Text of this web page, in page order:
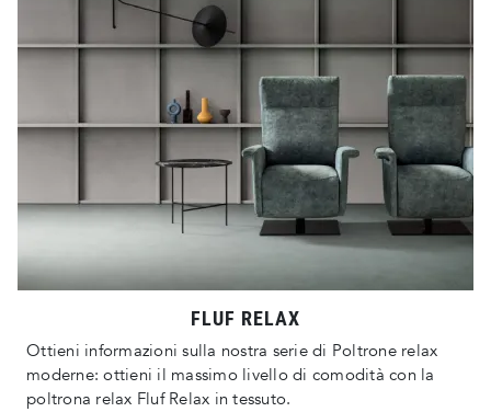
FLUF RELAX
Ottieni informazioni sulla nostra serie di Poltrone relax
moderne: ottieni il massimo livello di comodità con la
poltrona relax Fluf Relax in tessuto.